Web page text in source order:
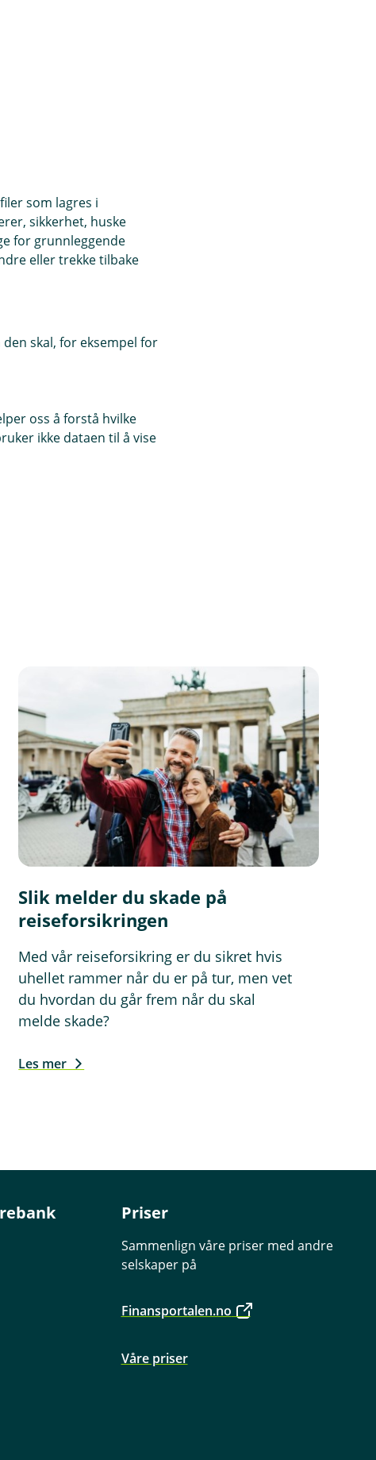
Slik melder du skade på
reiseforsikringen
Med vår reiseforsikring er du sikret hvis
uhellet rammer når du er på tur, men vet
du hvordan du går frem når du skal
melde skade?
Les mer
Priser
Sammenlign våre priser med andre
selskaper på
Finansportalen.no
Våre priser
som lagres i
sikkerhet, huske
for grunnleggende
eller trekke tilbake
skal, for eksempel for
oss å forstå hvilke
ikke dataen til å vise